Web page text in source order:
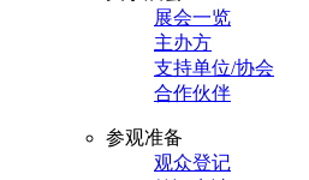
展会一览
主办方
支持单位/协会
合作伙伴
参观准备
观众登记